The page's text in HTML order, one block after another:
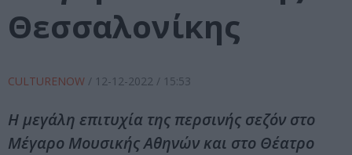
Θεσσαλονίκης
CULTURENOW / 12-12-2022 / 15:53
Η μεγάλη επιτυχία της περσινής σεζόν στο
Μέγαρο Μουσικής Αθηνών και στο Θέατρο